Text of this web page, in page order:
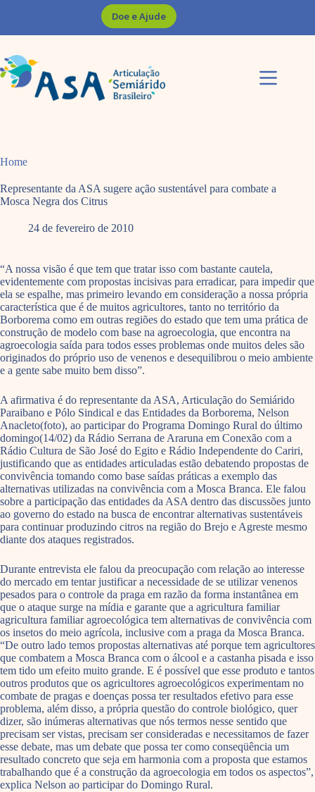
Doe e Ajude
Home
Representante da ASA sugere ação sustentável para combate a
Mosca Negra dos Citrus
24 de fevereiro de 2010
“A nossa visão é que tem que tratar isso com bastante cautela,
evidentemente com propostas incisivas para erradicar, para impedir que
ela se espalhe, mas primeiro levando em consideração a nossa própria
característica que é de muitos agricultores, tanto no território da
Borborema como em outras regiões do estado que tem uma prática de
construção de modelo com base na agroecologia, que encontra na
agroecologia saída para todos esses problemas onde muitos deles são
originados do próprio uso de venenos e desequilibrou o meio ambiente
e a gente sabe muito bem disso”.
A afirmativa é do representante da ASA, Articulação do Semiárido
Paraibano e Pólo Sindical e das Entidades da Borborema, Nelson
Anacleto(foto), ao participar do Programa Domingo Rural do último
domingo(14/02) da Rádio Serrana de Araruna em Conexão com a
Rádio Cultura de São José do Egito e Rádio Independente do Cariri,
justificando que as entidades articuladas estão debatendo propostas de
convivência tomando como base saídas práticas a exemplo das
alternativas utilizadas na convivência com a Mosca Branca. Ele falou
sobre a participação das entidades da ASA dentro das discussões junto
ao governo do estado na busca de encontrar alternativas sustentáveis
para continuar produzindo citros na região do Brejo e Agreste mesmo
diante dos ataques registrados.
Durante entrevista ele falou da preocupação com relação ao interesse
do mercado em tentar justificar a necessidade de se utilizar venenos
pesados para o controle da praga em razão da forma instantânea em
que o ataque surge na mídia e garante que a agricultura familiar
agricultura familiar agroecológica tem alternativas de convivência com
os insetos do meio agrícola, inclusive com a praga da Mosca Branca.
“De outro lado temos propostas alternativas até porque tem agricultores
que combatem a Mosca Branca com o álcool e a castanha pisada e isso
tem tido um efeito muito grande. E é possível que esse produto e tantos
outros produtos que os agricultores agroecológicos experimentam no
combate de pragas e doenças possa ter resultados efetivo para esse
problema, além disso, a própria questão do controle biológico, quer
dizer, são inúmeras alternativas que nós termos nesse sentido que
precisam ser vistas, precisam ser consideradas e necessitamos de fazer
esse debate, mas um debate que possa ter como conseqüência um
resultado concreto que seja em harmonia com a proposta que estamos
trabalhando que é a construção da agroecologia em todos os aspectos”,
explica Nelson ao participar do Domingo Rural.